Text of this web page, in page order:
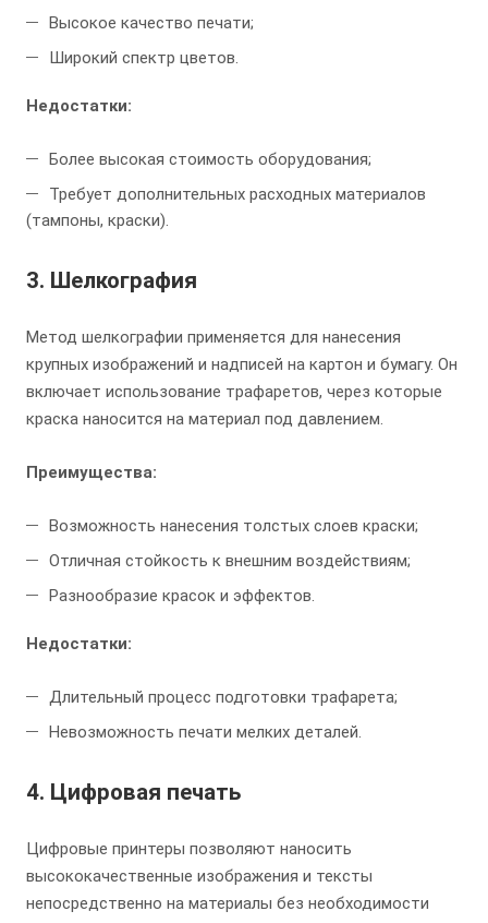
Высокое качество печати;
Широкий спектр цветов.
Недостатки:
Более высокая стоимость оборудования;
Требует дополнительных расходных материалов
(тампоны, краски).
3. Шелкография
Метод шелкографии применяется для нанесения
крупных изображений и надписей на картон и бумагу. Он
включает использование трафаретов, через которые
краска наносится на материал под давлением.
Преимущества:
Возможность нанесения толстых слоев краски;
Отличная стойкость к внешним воздействиям;
Разнообразие красок и эффектов.
Недостатки:
Длительный процесс подготовки трафарета;
Невозможность печати мелких деталей.
4. Цифровая печать
Цифровые принтеры позволяют наносить
высококачественные изображения и тексты
непосредственно на материалы без необходимости